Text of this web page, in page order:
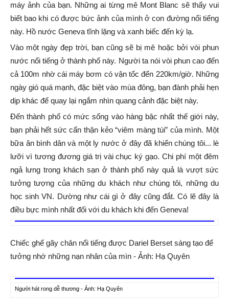
máy ảnh của bạn. Những ai từng mê Mont Blanc sẽ thấy vui
biết bao khi có được bức ảnh của mình ở con đường nổi tiếng
này. Hồ nước Geneva tĩnh lặng và xanh biếc đến kỳ lạ.
Vào một ngày đẹp trời, bạn cũng sẽ bị mê hoặc bởi vòi phun
nước nổi tiếng ở thành phố này. Người ta nói vòi phun cao đến
cả 100m nhờ cái máy bơm có vận tốc đến 220km/giờ. Những
ngày gió quá mạnh, đặc biệt vào mùa đông, bạn đành phải hẹn
dịp khác để quay lại ngắm nhìn quang cảnh đặc biệt này.
Đến thành phố có mức sống vào hàng bậc nhất thế giới này,
bạn phải hết sức cẩn thận kẻo “viêm màng túi” của mình. Một
bữa ăn bình dân và một ly nước ở đây đã khiến chúng tôi... lè
lưỡi vì tương đương giá trị vài chục ký gạo. Chi phí một đêm
ngả lưng trong khách sạn ở thành phố này quả là vượt sức
tưởng tượng của những du khách như chúng tôi, những du
học sinh VN. Dường như cái gì ở đây cũng đắt. Có lẽ đây là
điều bực mình nhất đối với du khách khi đến Geneva!
Chiếc ghế gãy chân nổi tiếng được Dariel Berset sáng tạo để
tưởng nhớ những nạn nhân của mìn - Ảnh: Hạ Quyên
Người hát rong dễ thương - Ảnh: Hạ Quyên